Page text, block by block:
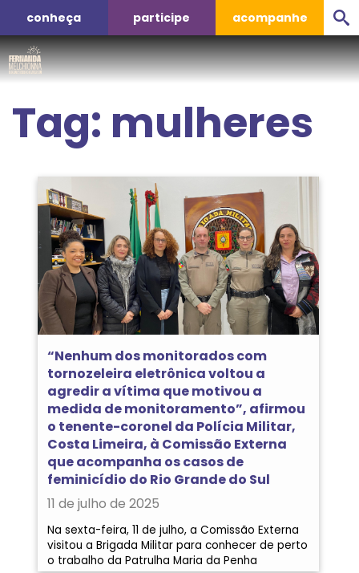
conheça participe acompanhe
Tag: mulheres
“Nenhum dos monitorados com
tornozeleira eletrônica voltou a
agredir a vítima que motivou a
medida de monitoramento”, afirmou
o tenente-coronel da Polícia Militar,
Costa Limeira, à Comissão Externa
que acompanha os casos de
feminicídio do Rio Grande do Sul
11 de julho de 2025
Na sexta-feira, 11 de julho, a Comissão Externa
visitou a Brigada Militar para conhecer de perto
o trabalho da Patrulha Maria da Penha